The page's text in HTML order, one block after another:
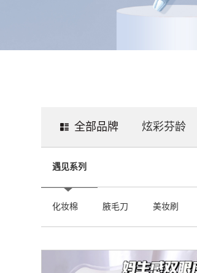
全部品牌 炫彩芬龄
遇见系列
化妆棉 腋毛刀 美妆刷